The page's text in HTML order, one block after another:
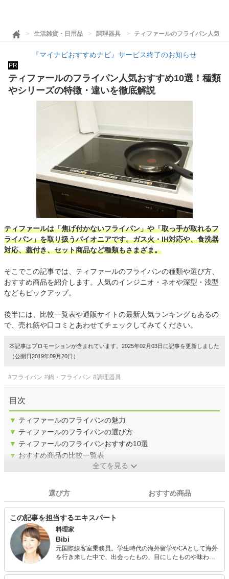
生活雑貨・日用品 調理器具 ティファールのフライパン人気
『マイナビおすすめナビ』サービス終了のお知らせ
PR
ティファールのフライパン人気おすすめ10選！種類
やシリーズの特徴・違いを徹底解説
ティファールは「焦げ付かないフライパン」や「取っ手が取れるフ
ライパン」を取り扱うパイオニアです。ガス火・IH対応や、食洗器
対応、蓋付き、セット商品など種類もさまざま。
そこでこの記事では、ティファールのフライパンの種類や選び方、
おすすめ商品を紹介します。人気のインジニオ・ネオや深型・浅型
などもピックアップ。
後半には、比較一覧表や通販サイトの最新人気ランキングもあるの
で、売れ筋や口コミとあわせてチェックしてみてください。
本記事はプロモーションが含まれています。2025年02月03日に記事を更新しました
（公開日2019年09月20日）
#フライパン #鍋・フライパン #調理器具
目次
▼ ティファールのフライパンの魅力
▼ ティファールのフライパンの選び方
▼ ティファールのフライパンおすすめ10選
▼ おすすめ商品の比較一覧表
全てを見る
選び方 おすすめ商品
この記事を担当するエキスパート
料理家
Bibi
元国際線客室乗務員。学生時代の海外留学やCAとして海外
を行き来した中で、出会ったもの、目にしたものや味わっ
to Ruriiro」を主宰している。 六本木卵料理専門店